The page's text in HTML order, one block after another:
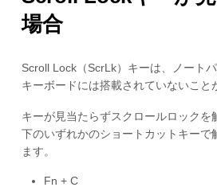
場合
Scroll Lock（ScrLk）キーは、ノート
キーボードには搭載されていないこと
キーが見当たらずスクロールロックを
下のいずれかのショートカットキーで
ます。
Fn + C